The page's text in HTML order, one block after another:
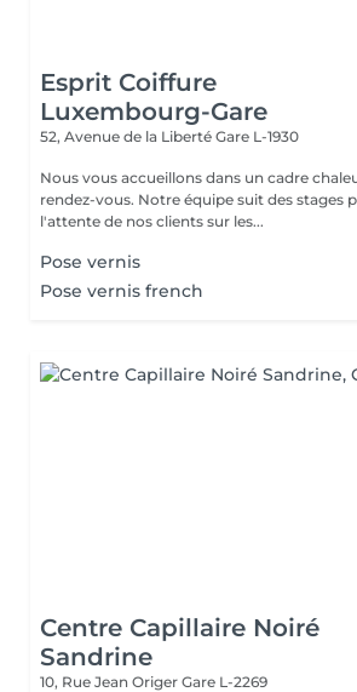
Esprit Coiffure
Luxembourg-Gare
52, Avenue de la Liberté Gare L-1930
Nous vous accueillons dans un cadre
rendez-vous. Notre équipe suit des stages
l'attente de nos clients sur les...
Pose vernis
Pose vernis french
Centre Capillaire Noiré
Sandrine
10, Rue Jean Origer Gare L-2269